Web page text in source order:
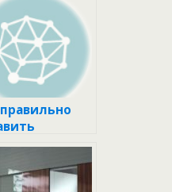
пошаговое